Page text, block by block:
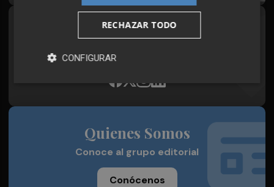
Síguenos en redes
Plaza Podcast, desde cualquier medio
Quienes Somos
Conoce al grupo editorial
Conócenos
RECHAZAR TODO
CONFIGURAR